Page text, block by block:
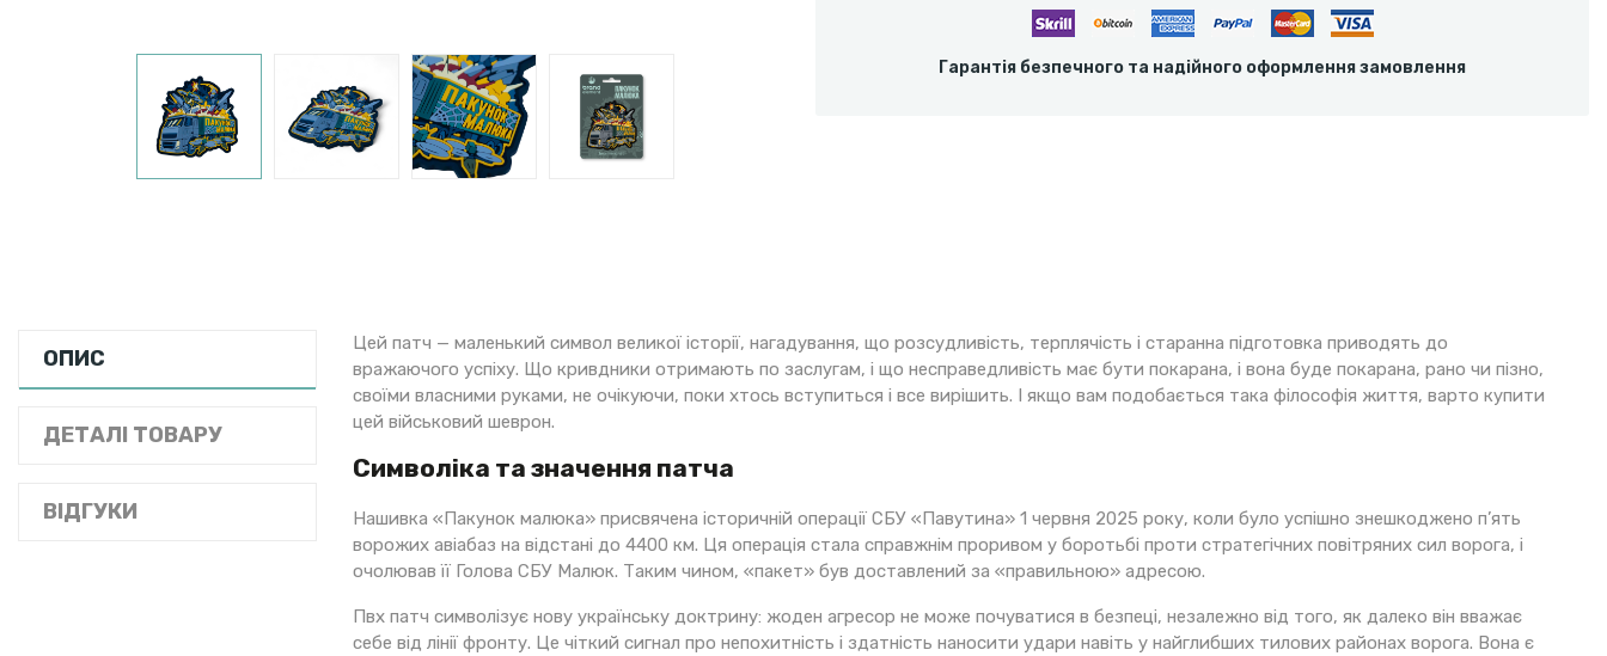
Гарантія безпечного та надійного оформлення замовлення
ОПИС
ДЕТАЛІ ТОВАРУ
ВІДГУКИ
Цей патч — маленький символ великої історії, нагадування, що розсудливість, терплячість і старанна підготовка приводять до
вражаючого успіху. Що кривдники отримають по заслугам, і що несправедливість має бути покарана, і вона буде покарана, рано чи пізно,
своїми власними руками, не очікуючи, поки хтось вступиться і все вирішить. І якщо вам подобається така філософія життя, варто купити
цей військовий шеврон.
Символіка та значення патча
Нашивка «Пакунок малюка» присвячена історичній операції СБУ «Павутина» 1 червня 2025 року, коли було успішно знешкоджено п’ять
ворожих авіабаз на відстані до 4400 км. Ця операція стала справжнім проривом у боротьбі проти стратегічних повітряних сил ворога, і
очолював її Голова СБУ Малюк. Таким чином, «пакет» був доставлений за «правильною» адресою.
Пвх патч символізує нову українську доктрину: жоден агресор не може почуватися в безпеці, незалежно від того, як далеко він вважає
себе від лінії фронту. Це чіткий сигнал про непохитність і здатність наносити удари навіть у найглибших тилових районах ворога. Вона є